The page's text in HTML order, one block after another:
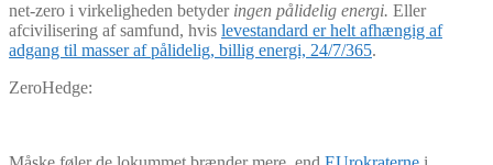
net-zero i virkeligheden betyder ingen pålidelig energi. Eller
afcivilisering af samfund, hvis levestandard er helt afhængig af
adgang til masser af pålidelig, billig energi, 24/7/365.
ZeroHedge: